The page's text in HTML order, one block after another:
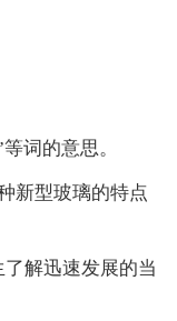
词的意思。
新型玻璃的特点
解迅速发展的当